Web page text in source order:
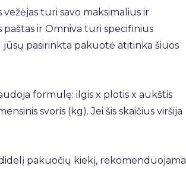
turi savo maksimalius ir
ir Omniva turi specifinius
pasirinkta pakuotė atitinka šiuos
formulę: ilgis x plotis x aukštis
svoris (kg). Jei šis skaičius viršija
pakuočių kiekį, rekomenduojama